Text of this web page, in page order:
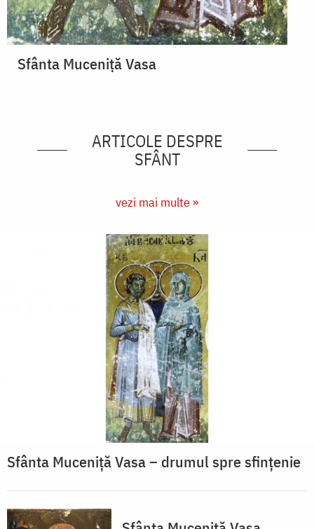
Sfânta Muceniţă Vasa
ARTICOLE DESPRE
SFÂNT
vezi mai multe »
Sfânta Muceniță Vasa – drumul spre sfințenie